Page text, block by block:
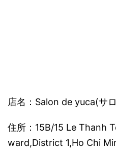
店名：Salon de yuca(サ
住所：15B/15 Le Thanh
ward,District 1,Ho Chi